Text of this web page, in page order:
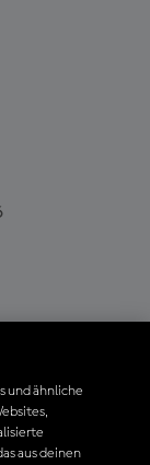
und ähnliche
aus deinen